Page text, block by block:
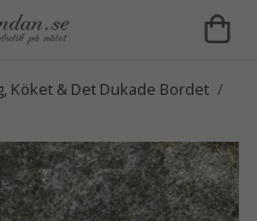
Köket & Det Dukade Bordet /